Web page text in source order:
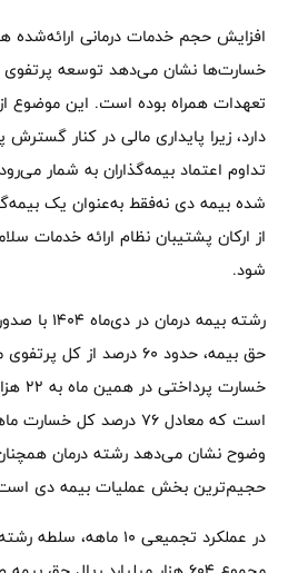
افزایش حجم خدمات درمانی ارائه‌شده
خسارت‌ها نشان می‌دهد توسعه پرتفوی
تعهدات همراه بوده است. این موضوع
دارد، زیرا پایداری مالی در کنار
تداوم اعتماد بیمه‌گذاران به شمار
شده بیمه دی نه‌فقط به‌عنوان یک
از ارکان پشتیبان نظام ارائه خدمات
شود.
حق بیمه، حدود ۶۰ درصد از
است که معادل ۷۶ درصد کل
وضوح نشان می‌دهد رشته درمان
حجیم‌ترین بخش عملیات بیمه دی
در عملکرد تجمیعی ۱۰